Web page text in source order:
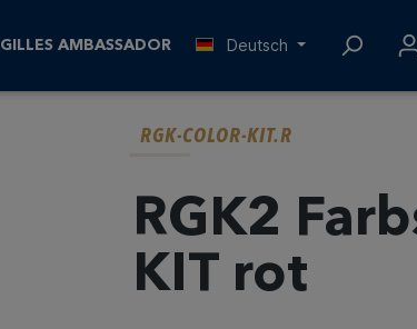
GILLES AMBASSADOR Deutsch
RGK-COLOR-KIT.R
RGK2
KIT rot